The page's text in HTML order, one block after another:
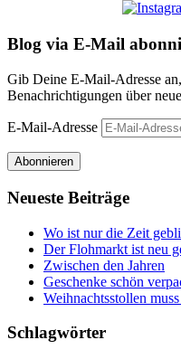
Blog via E-Mail
Gib Deine E-Mail-Adresse
Benachrichtigungen über
E-Mail-Adresse
Abonnieren
Neueste Beiträge
Wo ist nur die Zeit
Der Flohmarkt ist neu
Zwischen den Jahren
Geschenke schön
Weihnachtsstollen muss
Schlagwörter